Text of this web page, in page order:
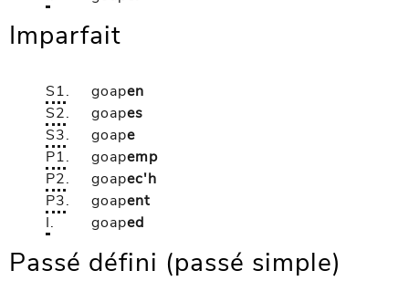
Imparfait
S1. goapen
S2. goapes
S3. goape
P1. goapemp
P2. goapec'h
P3. goapent
I. goaped
Passé défini (passé simple)